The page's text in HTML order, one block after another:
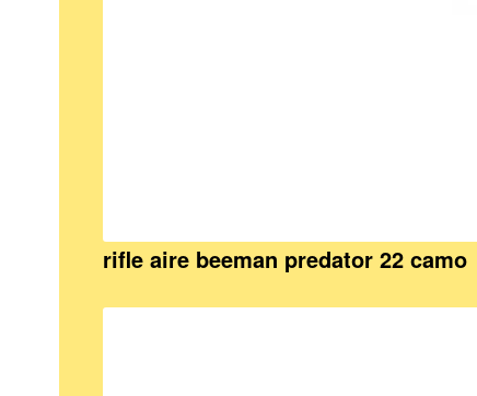
rifle aire beeman predator 22 camo